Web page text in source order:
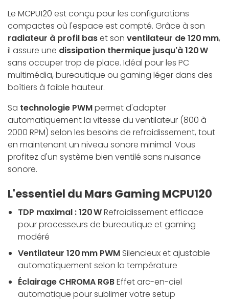
Le MCPU120 est conçu pour les configurations
compactes où l'espace est compté. Grâce à son
radiateur à profil baset son ventilateur de 120 mm,
il assure une dissipation thermique jusqu'à 120 W
sans occuper trop de place. Idéal pour les PC
multimédia, bureautique ou gaming léger dans des
boîtiers à faible hauteur.
Sa technologie PWMpermet d'adapter
automatiquement la vitesse du ventilateur (800 à
2000 RPM) selon les besoins de refroidissement, tout
en maintenant un niveau sonore minimal. Vous
profitez d'un système bien ventilé sans nuisance
sonore.
L'essentiel du Mars Gaming MCPU120
TDP maximal : 120 WRefroidissement efficace
pour processeurs de bureautique et gaming
modéré
Ventilateur 120 mm PWM Silencieux et ajustable
automatiquement selon la température
Éclairage CHROMA RGBEffet arc-en-ciel
automatique pour sublimer votre setup